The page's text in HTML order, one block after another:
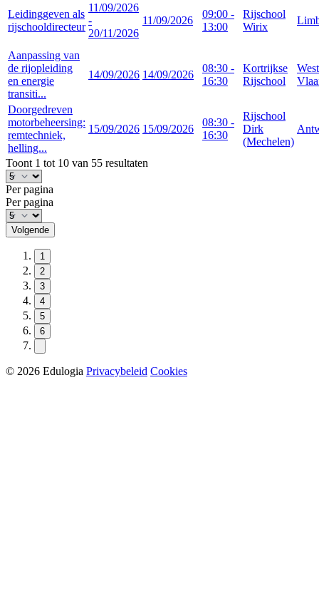
Leidinggeven als
rijschooldirecteur
11/09/2026
-
20/11/2026
11/09/2026
09:00 -
13:00
Rijschool
Wirix
Aanpassing van
de rijopleiding
en energie
transiti...
14/09/2026 14/09/2026
08:30 -
16:30
Kortrijkse
Rijschool
Doorgedreven
motorbeheersing:
remtechniek,
helling...
15/09/2026 15/09/2026
08:30 -
16:30
Rijschool
Dirk
(Mechelen)
Toont 1 tot 10 van 55 resultaten
Per pagina
Per pagina
Volgende
1
2
3
4
5
6
© 2026 Edulogia Privacybeleid Cookies